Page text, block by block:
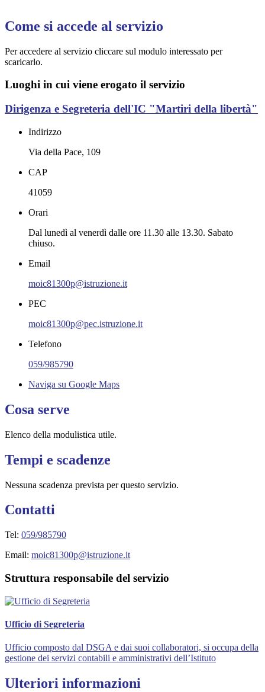
Come si accede al servizio
Per accedere al servizio cliccare sul modulo interessato per
scaricarlo.
Luoghi in cui viene erogato il servizio
Dirigenza e Segreteria dell'IC "Martiri della libertà"
Indirizzo
Via della Pace, 109
CAP
41059
Orari
Dal lunedì al venerdì dalle ore 11.30 alle 13.30. Sabato
chiuso.
Email
moic81300p@istruzione.it
PEC
moic81300p@pec.istruzione.it
Telefono
059/985790
Naviga su Google Maps
Cosa serve
Elenco della modulistica utile.
Tempi e scadenze
Nessuna scadenza prevista per questo servizio.
Contatti
Tel: 059/985790
Email: moic81300p@istruzione.it
Struttura responsabile del servizio
Ufficio di Segreteria
Ufficio composto dal DSGA e dai suoi collaboratori, si occupa della
gestione dei servizi contabili e amministrativi dell’Istituto
Ulteriori informazioni